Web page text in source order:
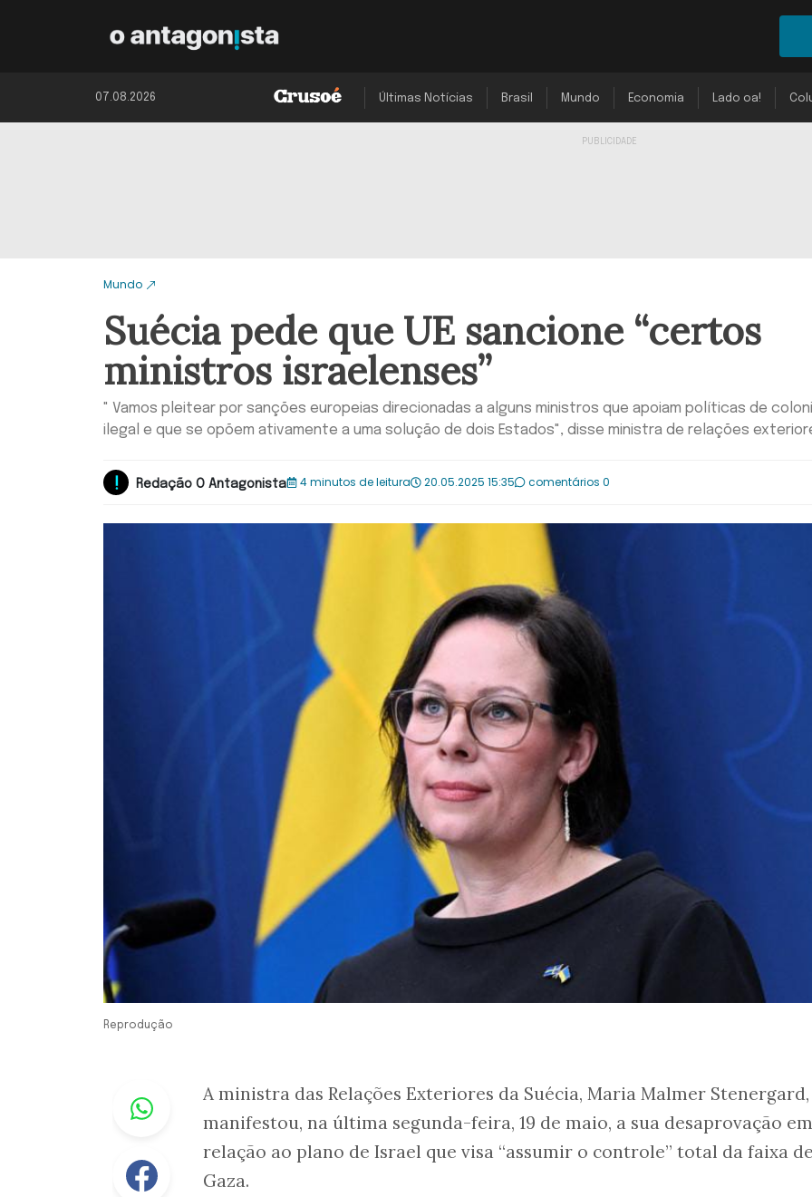
07.08.2026 Últimas Notícias Brasil Mundo Economia Lado oa!
Mundo
Suécia pede que UE sancione “certos
ministros israelenses”
" Vamos pleitear por sanções europeias direcionadas a alguns ministros que apoiam políticas de
ilegal e que se opõem ativamente a uma solução de dois Estados", disse ministra de relações
Redação O Antagonista 4 minutos de leitura 20.05.2025 15:35 comentários 0
Reprodução
Whastapp
Facebook
A ministra das Relações Exteriores da Suécia, Maria Malmer Stenergard,
manifestou, na última segunda-feira, 19 de maio, a sua desaprovação em
relação ao plano de Israel que visa “assumir o controle” total da faixa de
Gaza.